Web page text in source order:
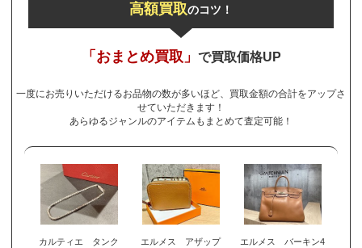
高額買取のコツ！
「おまとめ買取」 で買取価格UP
一度にお売りいただけるお品物の数が多いほど、買取金額の合計をアップさ
せていただきます！
あらゆるジャンルのアイテムもまとめて査定可能！
カルティエ タンク
エルメス アザップ
エルメス バーキン4